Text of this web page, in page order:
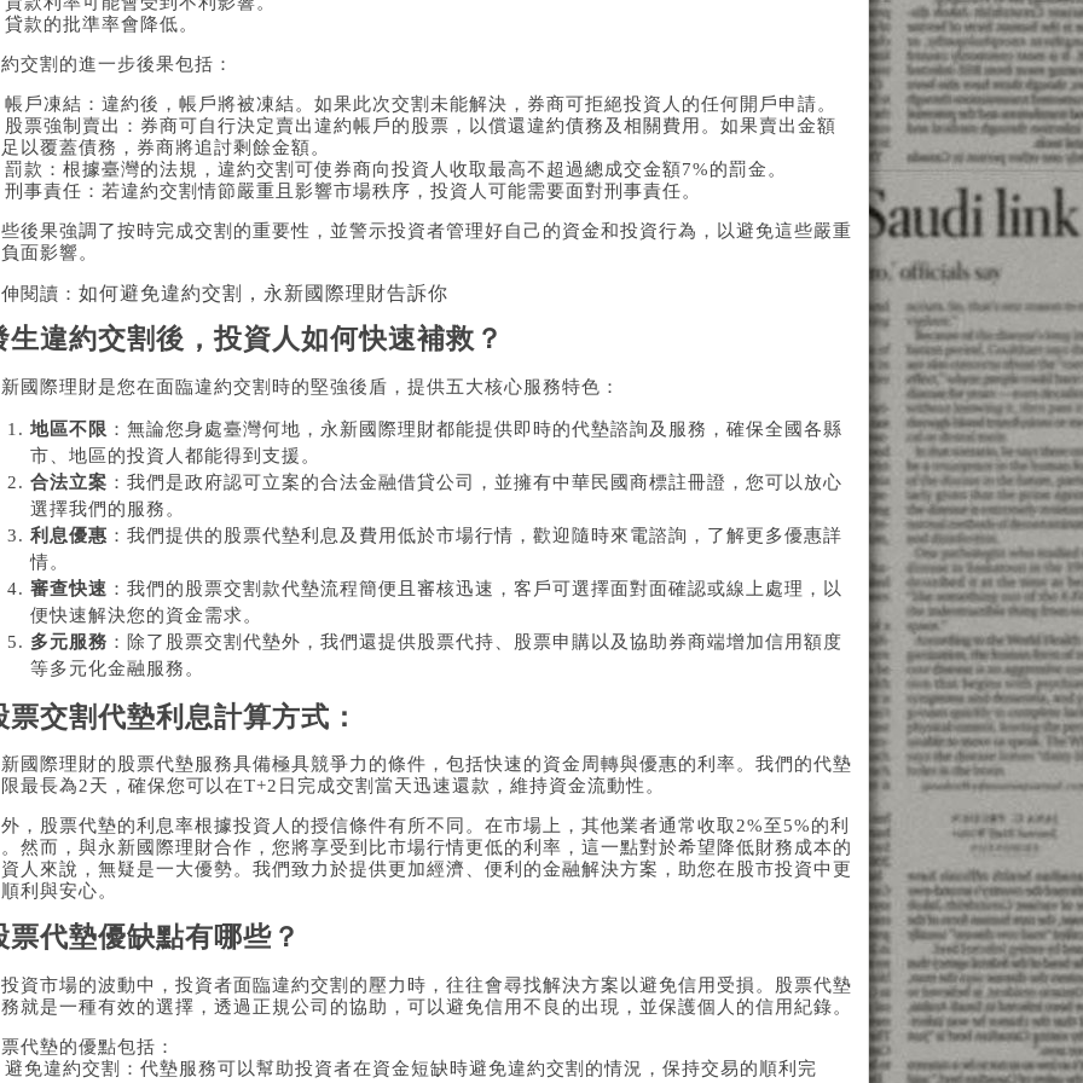
款的批準率會降低。
交割的進一步後果包括：
戶凍結：違約後，帳戶將被凍結。如果此次交割未能解決，券商可拒絕投資人的任何開戶申請。
股票強制賣出：券商可自行決定賣出違約帳戶的股票，以償還違約債務及相關費用。如果賣出金額
以覆蓋債務，券商將追討剩餘金額。
款：根據臺灣的法規，違約交割可使券商向投資人收取最高不超過總成交金額7%的罰金。
事責任：若違約交割情節嚴重且影響市場秩序，投資人可能需要面對刑事責任。
後果強調了按時完成交割的重要性，並警示投資者管理好自己的資金和投資行為，以避免這些嚴重
面影響。
閱讀： 如何避免違約交割，永新國際理財告訴你
生違約交割後，投資人如何快速補救？
國際理財是您在面臨違約交割時的堅強後盾，提供五大核心服務特色：
地區不限 ：無論您身處臺灣何地，永新國際理財都能提供即時的代墊諮詢及服務，確保全國各縣
市、地區的投資人都能得到支援。
合法立案 ：我們是政府認可立案的合法金融借貸公司，並擁有中華民國商標註冊證，您可以放心
選擇我們的服務。
利息優惠 ：我們提供的股票代墊利息及費用低於市場行情，歡迎隨時來電諮詢，了解更多優惠詳
情。
審查快速 ：我們的股票交割款代墊流程簡便且審核迅速，客戶可選擇面對面確認或線上處理，以
便快速解決您的資金需求。
多元服務 ：除了股票交割代墊外，我們還提供股票代持、股票申購以及協助券商端增加信用額度
等多元化金融服務。
票交割代墊利息計算方式：
國際理財的股票代墊服務具備極具競爭力的條件，包括快速的資金周轉與優惠的利率。我們的代墊
最長為2天，確保您可以在T+2日完成交割當天迅速還款，維持資金流動性。
，股票代墊的利息率根據投資人的授信條件有所不同。在市場上，其他業者通常收取2%至5%的利
然而，與永新國際理財合作，您將享受到比市場行情更低的利率，這一點對於希望降低財務成本的
人來說，無疑是一大優勢。我們致力於提供更加經濟、便利的金融解決方案，助您在股市投資中更
利與安心。
票代墊優缺點有哪些？
資市場的波動中，投資者面臨違約交割的壓力時，往往會尋找解決方案以避免信用受損。股票代墊
就是一種有效的選擇，透過正規公司的協助，可以避免信用不良的出現，並保護個人的信用紀錄。
代墊的優點包括：
避免違約交割：代墊服務可以幫助投資者在資金短缺時避免違約交割的情況，保持交易的順利完